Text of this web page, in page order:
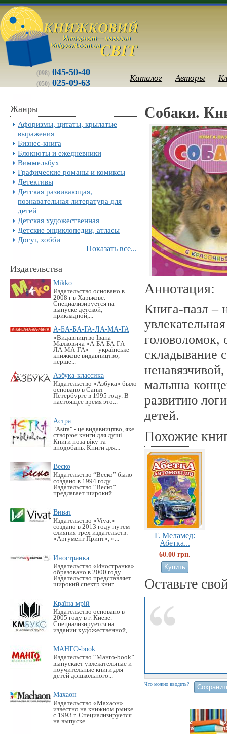
(098) 045-50-40
(050) 025-09-63 Каталог Авторы
Жанры
Афоризмы, цитаты, крылатые
выражения
Бизнес-книга
Блокноты и ежедневники
Виммельбух
Графические романы и комиксы
Детективы
Детская развивающая,
познавательная литература для
детей
Детская художественная
Детские энциклопедии, атласы
Досуг, хобби
Показать все...
Издательства
Mikko
Издательство основано в
2008 г в Харькове.
Специализируется на
выпуске детской,
прикладной,...
А-БА-БА-ГА-ЛА-МА-ГА
«Видавництво Івана
Малковича «А-БА-БА-ГА-
ЛА-МА-ГА» — українське
книжкове видавництво,
перше...
Азбука-классика
Издательство «Азбука» было
основано в Санкт-
Петербурге в 1995 году. В
настоящее время это...
Астра
"Astra" - це видавництво, яке
створює книги для душі.
Книги поза віку та
вподобань. Книги для...
Веско
Издательство “Веско” было
создано в 1994 году.
Издательство “Веско”
предлагает широкий...
Виват
Издательство «Vivat»
создано в 2013 году путем
слияния трех издательств:
«Аргумент Принт», «...
Иностранка
Издательство «Иностранка»
образовано в 2000 году.
Издательство представляет
широкий спектр книг...
Країна мрій
Издательство основано в
2005 году в г. Киеве.
Специализируется на
издании художественной,...
МАНГО-book
Издательство “Манго-book”
выпускает увлекательные и
поучительные книги для
детей дошкольного...
Махаон
Издательство «Махаон»
известно на книжном рынке
с 1993 г. Специализируется
на выпуске...
Собаки.
Аннотация:
Книга-пазл –
головоломок,
складывание
малыша
развитию
детей.
Похожие
Г. Меламед:
Абетка...
60.00 грн.
Оставьте
Что можно вводить?